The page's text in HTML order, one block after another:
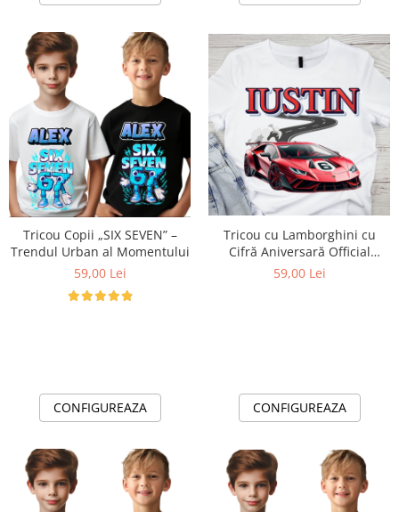
Tricou Copii „SIX SEVEN” –
Trendul Urban al Momentului
59,00 Lei
CONFIGUREAZA
Tricou cu Lamborghini cu
Cifră Aniversară Official
Lamborghini Fan| Cadou
59,00 Lei
CONFIGUREAZA